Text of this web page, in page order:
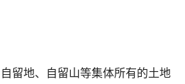
留地、自留山等集体所有的土地